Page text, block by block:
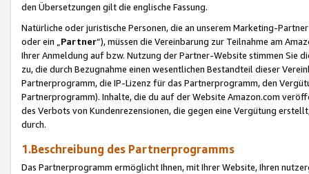
den Übersetzungen gilt die englische Fassung.
Natürliche oder juristische Personen, die an unserem Marketing-
oder ein „Partner“), müssen die Vereinbarung zur Teilnahme am
Ihrer Anmeldung auf bzw. Nutzung der Partner-Website stimmen Sie
zu, die durch Bezugnahme einen wesentlichen Bestandteil dieser
Partnerprogramm, die IP-Lizenz für das Partnerprogramm, den
Partnerprogramm). Inhalte, die du auf der Website Amazon.com
des Verbots von Kundenrezensionen, die gegen eine Vergütung
durch.
1.Beschreibung des Partnerprogramms
Das Partnerprogramm ermöglicht Ihnen, mit Ihrer Website, Ihren